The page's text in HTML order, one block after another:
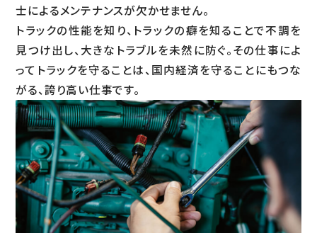
士によるメンテナンスが欠かせません。
トラックの性能を知り、トラックの癖を知ることで不調を
見つけ出し、大きなトラブルを未然に防ぐ。その仕事によ
ってトラックを守ることは、国内経済を守ることにもつな
がる、誇り高い仕事です。